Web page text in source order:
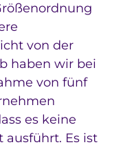
von der
haben wir bei
von fünf
es keine
ausführt. Es ist